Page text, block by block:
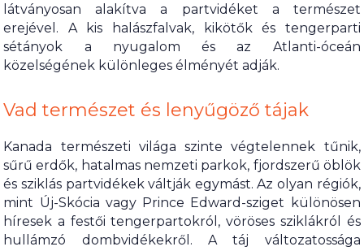
látványosan alakítva a partvidéket a természet
erejével. A kis halászfalvak, kikötők és tengerparti
sétányok a nyugalom és az Atlanti-óceán
közelségének különleges élményét adják.
Vad természet és lenyűgöző tájak
Kanada természeti világa szinte végtelennek tűnik,
sűrű erdők, hatalmas nemzeti parkok, fjordszerű öblök
és sziklás partvidékek váltják egymást. Az olyan régiók,
mint Új-Skócia vagy Prince Edward-sziget különösen
híresek a festői tengerpartokról, vöröses sziklákról és
hullámzó dombvidékekről. A táj változatossága